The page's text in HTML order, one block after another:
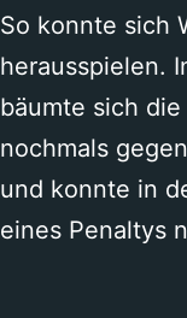
So konnte sich
herausspielen.
bäumte sich
nochmals
und konnte in
eines Penaltys